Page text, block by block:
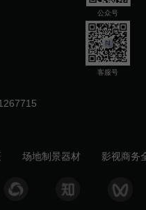
公众号
客服号
场地制景器材 影视商务